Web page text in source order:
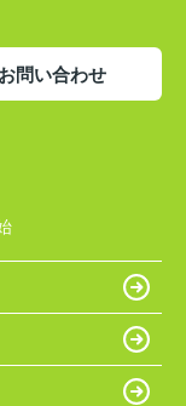
問い合わせ